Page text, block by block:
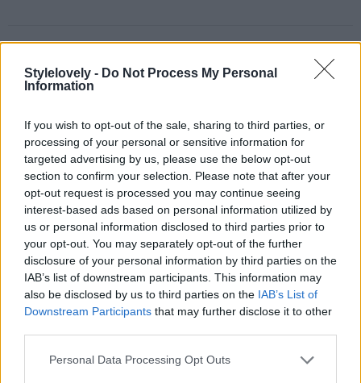
Stylelovely - Do Not Process My Personal
Information
If you wish to opt-out of the sale, sharing to third parties, or
processing of your personal or sensitive information for
targeted advertising by us, please use the below opt-out
section to confirm your selection. Please note that after your
opt-out request is processed you may continue seeing
interest-based ads based on personal information utilized by
us or personal information disclosed to third parties prior to
your opt-out. You may separately opt-out of the further
disclosure of your personal information by third parties on the
IAB’s list of downstream participants. This information may
also be disclosed by us to third parties on the IAB’s List of
Downstream Participants that may further disclose it to other
Personal Data Processing Opt Outs
de 9
Doutzen Kroes
No te agobies si antes de irte de vacaciones no puedes ir a la
peluquería a ponerte mechas. En la época estival se lleva más
que nunca la raíz vista como hace Kroes.